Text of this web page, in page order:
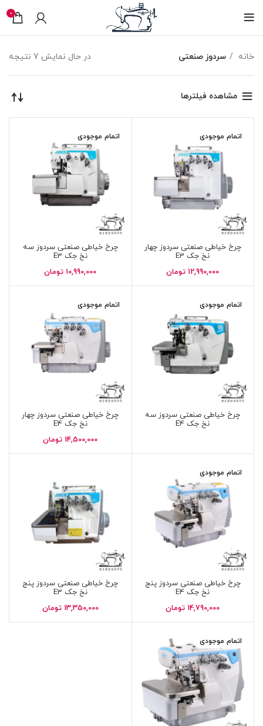
0
خانه سردوز صنعتی در حال نمایش 7 نتیجه
مشاهده فیلترها
اتمام موجودی
چرخ خیاطی صنعتی سردوز چهار
نخ جک E3
12,990,000 تومان
اتمام موجودی
چرخ خیاطی صنعتی سردوز سه
نخ جک E3
10,990,000 تومان
اتمام موجودی
چرخ خیاطی صنعتی سردوز سه
نخ جک E4
اتمام موجودی
چرخ خیاطی صنعتی سردوز چهار
نخ جک E4
14,500,000 تومان
اتمام موجودی
چرخ خیاطی صنعتی سردوز پنج
نخ جک E4
14,790,000 تومان
چرخ خیاطی صنعتی سردوز پنج
نخ جک E3
13,350,000 تومان
اتمام موجودی